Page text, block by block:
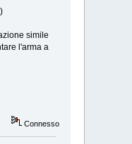
simile
l'arma a
Connesso